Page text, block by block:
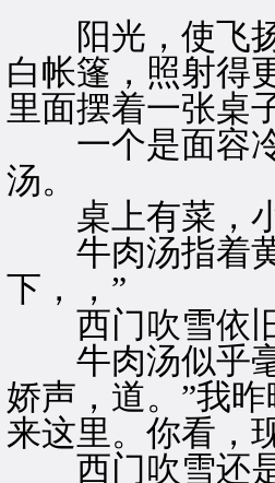
阳光，使飞扬
白帐篷，照射得
里面摆着一张桌
一个是面容冷
汤。
桌上有菜，小
牛肉汤指着黄
下，，”
西门吹雪依旧
牛肉汤似乎毫
娇声，道。”我
来这里。你看，
西门吹雪还是